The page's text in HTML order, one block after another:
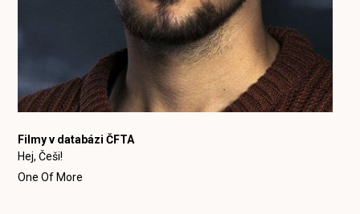
Filmy v databázi ČFTA
Hej, Češi!
One Of More